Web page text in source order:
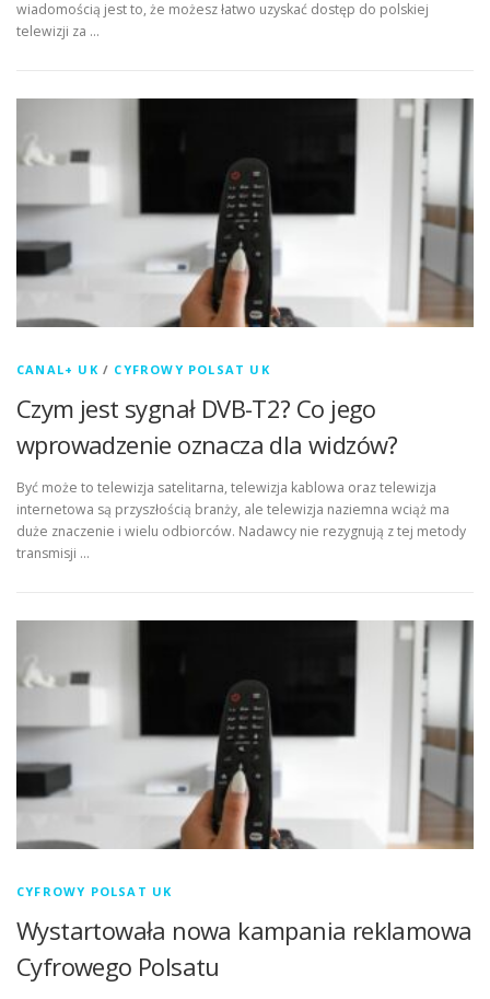
wiadomością jest to, że możesz łatwo uzyskać dostęp do polskiej
telewizji za …
CANAL+ UK / CYFROWY POLSAT UK
Czym jest sygnał DVB-T2? Co jego
wprowadzenie oznacza dla widzów?
Być może to telewizja satelitarna, telewizja kablowa oraz telewizja
internetowa są przyszłością branży, ale telewizja naziemna wciąż ma
duże znaczenie i wielu odbiorców. Nadawcy nie rezygnują z tej metody
transmisji …
CYFROWY POLSAT UK
Wystartowała nowa kampania reklamowa
Cyfrowego Polsatu